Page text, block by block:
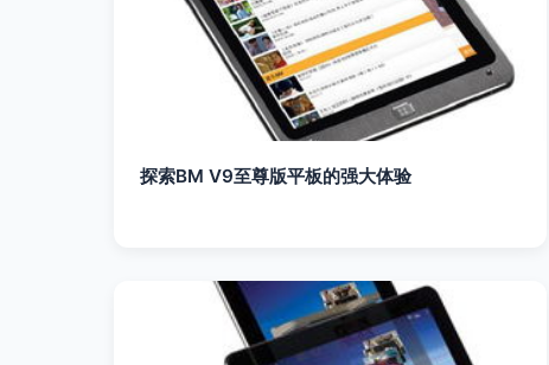
探索BM V9至尊版平板的强大体验